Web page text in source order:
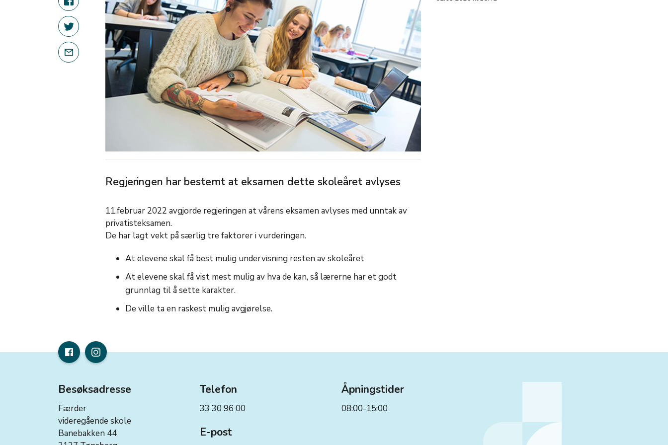
Regjeringen har bestemt at eksamen dette skoleåret avlyses
11.februar 2022 avgjorde regjeringen at vårens eksamen avlyses med unntak av
privatisteksamen.
De har lagt vekt på særlig tre faktorer i vurderingen.
At elevene skal få best mulig undervisning resten av skoleåret
At elevene skal få vist mest mulig av hva de kan, så lærerne har et godt
grunnlag til å sette karakter.
De ville ta en raskest mulig avgjørelse.
Besøksadresse
Færder
videregående skole
Banebakken 44
Telefon
33 30 96 00
E-post
Åpningstider
08:00-15:00